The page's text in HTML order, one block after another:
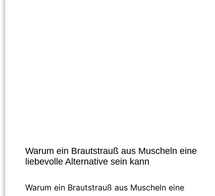
Warum ein Brautstrauß aus Muscheln eine
liebevolle Alternative sein kann
Warum ein Brautstrauß aus Muscheln eine